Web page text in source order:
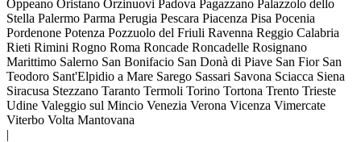
Oppeano Oristano Orzinuovi Padova Pagazzano Palazzolo dello
Stella Palermo Parma Perugia Pescara Piacenza Pisa Pocenia
Pordenone Potenza Pozzuolo del Friuli Ravenna Reggio Calabria
Rieti Rimini Rogno Roma Roncade Roncadelle Rosignano
Marittimo Salerno San Bonifacio San Donà di Piave San Fior San
Teodoro Sant'Elpidio a Mare Sarego Sassari Savona Sciacca Siena
Siracusa Stezzano Taranto Termoli Torino Tortona Trento Trieste
Udine Valeggio sul Mincio Venezia Verona Vicenza Vimercate
Viterbo Volta Mantovana
|